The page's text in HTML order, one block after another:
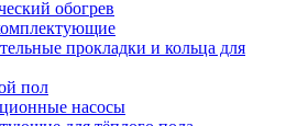
обогрев
прокладки и кольца для
пол
насосы